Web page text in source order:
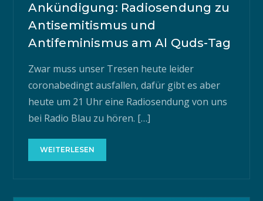
Ankündigung: Radiosendung zu
Antisemitismus und
Antifeminismus am Al Quds-Tag
Zwar muss unser Tresen heute leider
coronabedingt ausfallen, dafür gibt es aber
heute um 21 Uhr eine Radiosendung von uns
bei Radio Blau zu hören. […]
WEITERLESEN